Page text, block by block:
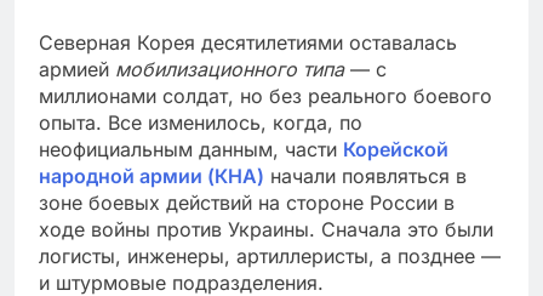
Северная Корея десятилетиями оставалась
армией мобилизационного типа— с
миллионами солдат, но без реального боевого
опыта. Все изменилось, когда, по
неофициальным данным, части Корейской
народной армии (КНА) начали появляться в
зоне боевых действий на стороне России в
ходе войны против Украины. Сначала это были
логисты, инженеры, артиллеристы, а позднее —
и штурмовые подразделения.